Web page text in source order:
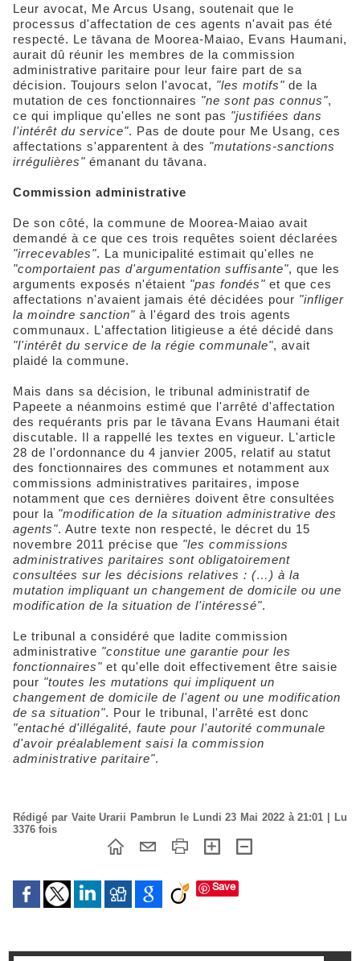
Leur avocat, Me Arcus Usang, soutenait que le
processus d'affectation de ces agents n'avait pas été
respecté. Le tāvana de Moorea-Maiao, Evans Haumani,
aurait dû réunir les membres de la commission
administrative paritaire pour leur faire part de sa
décision. Toujours selon l'avocat, "les motifs" de la
mutation de ces fonctionnaires "ne sont pas connus",
ce qui implique qu'elles ne sont pas "justifiées dans
l'intérêt du service". Pas de doute pour Me Usang, ces
affectations s'apparentent à des "mutations-sanctions
irrégulières" émanant du tāvana.
Commission administrative
De son côté, la commune de Moorea-Maiao avait
demandé à ce que ces trois requêtes soient déclarées
"irrecevables". La municipalité estimait qu'elles ne
"comportaient pas d'argumentation suffisante", que les
arguments exposés n'étaient "pas fondés" et que ces
affectations n'avaient jamais été décidées pour "infliger
la moindre sanction" à l'égard des trois agents
communaux. L'affectation litigieuse a été décidé dans
"l'intérêt du service de la régie communale", avait
plaidé la commune.
Mais dans sa décision, le tribunal administratif de
Papeete a néanmoins estimé que l'arrêté d'affectation
des requérants pris par le tāvana Evans Haumani était
discutable. Il a rappellé les textes en vigueur. L'article
28 de l'ordonnance du 4 janvier 2005, relatif au statut
des fonctionnaires des communes et notamment aux
commissions administratives paritaires, impose
notamment que ces dernières doivent être consultées
pour la "modification de la situation administrative des
agents". Autre texte non respecté, le décret du 15
novembre 2011 précise que "les commissions
administratives paritaires sont obligatoirement
consultées sur les décisions relatives : (…) à la
mutation impliquant un changement de domicile ou une
modification de la situation de l'intéressé".
Le tribunal a considéré que ladite commission
administrative "constitue une garantie pour les
fonctionnaires" et qu'elle doit effectivement être saisie
pour "toutes les mutations qui impliquent un
changement de domicile de l'agent ou une modification
de sa situation". Pour le tribunal, l'arrêté est donc
"entaché d'illégalité, faute pour l'autorité communale
d'avoir préalablement saisi la commission
administrative paritaire".
Rédigé par Vaite Urarii Pambrun le Lundi 23 Mai 2022 à 21:01 | Lu
3376 fois
Save